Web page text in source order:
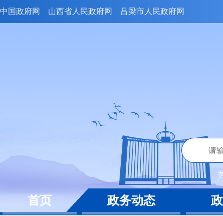
中国政府网 山西省人民政府网 吕梁市人民政府网
首页 政务动态